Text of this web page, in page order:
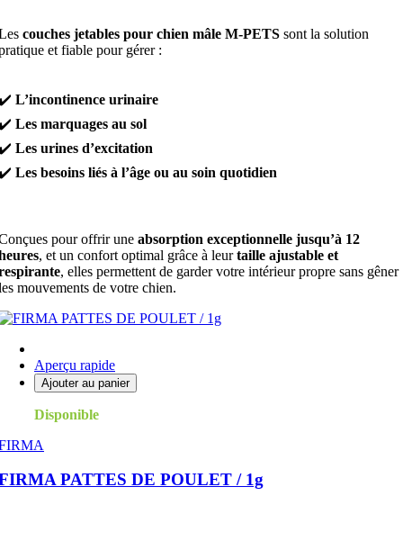
couches jetables pour chien mâle M-PETS sont la solution
et fiable pour gérer :
L’incontinence urinaire
Les marquages au sol
Les urines d’excitation
Les besoins liés à l’âge ou au soin quotidien
pour offrir une absorption exceptionnelle jusqu’à 12
, et un confort optimal grâce à leurtaille ajustable et
, elles permettent de garder votre intérieur propre sans gêner
mouvements de votre chien.
Aperçu rapide
Ajouter au panier
Disponible
PATTES DE POULET / 1g